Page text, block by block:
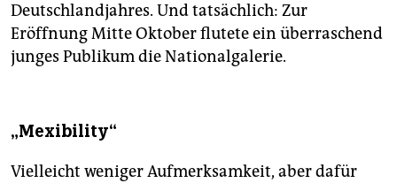
Deutschlandjahres. Und tatsächlich: Zur
Eröffnung Mitte Oktober flutete ein überraschend
junges Publikum die Nationalgalerie.
„Mexibility“
Vielleicht weniger Aufmerksamkeit, aber dafür